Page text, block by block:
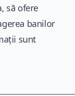
să ofere
banilor
sunt